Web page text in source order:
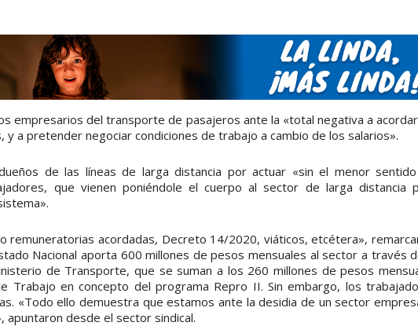
empresarios del transporte de pasajeros ante la «total negativa a
a pretender negociar condiciones de trabajo a cambio de los salarios».
de las líneas de larga distancia por actuar «sin el menor
que vienen poniéndole el cuerpo al sector de larga distancia
remuneratorias acordadas, Decreto 14/2020, viáticos, etcétera»,
Nacional aporta 600 millones de pesos mensuales al sector a través
de Transporte, que se suman a los 260 millones de pesos
Trabajo en concepto del programa Repro II. Sin embargo, los
«Todo ello demuestra que estamos ante la desidia de un sector
apuntaron desde el sector sindical.